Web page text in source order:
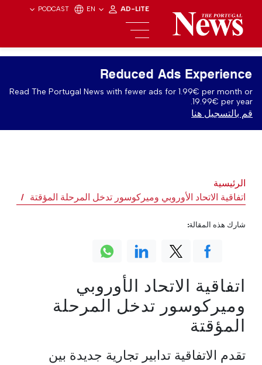
PODCAST EN AD-LITE
Reduced Ads Experience
Read The Portugal News with fewer ads for 1.99€ per month or
19.99€ per year.
قم بالتسجيل هنا
الرئيسية
اتفاقية الاتحاد الأوروبي وميركوسور تدخل المرحلة المؤقتة
اتفاقية الاتحاد الأوروبي
وميركوسور تدخل المرحلة
المؤقتة
تقدم الاتفاقية تدابير تجارية جديدة بين
شارك هذه المقالة: